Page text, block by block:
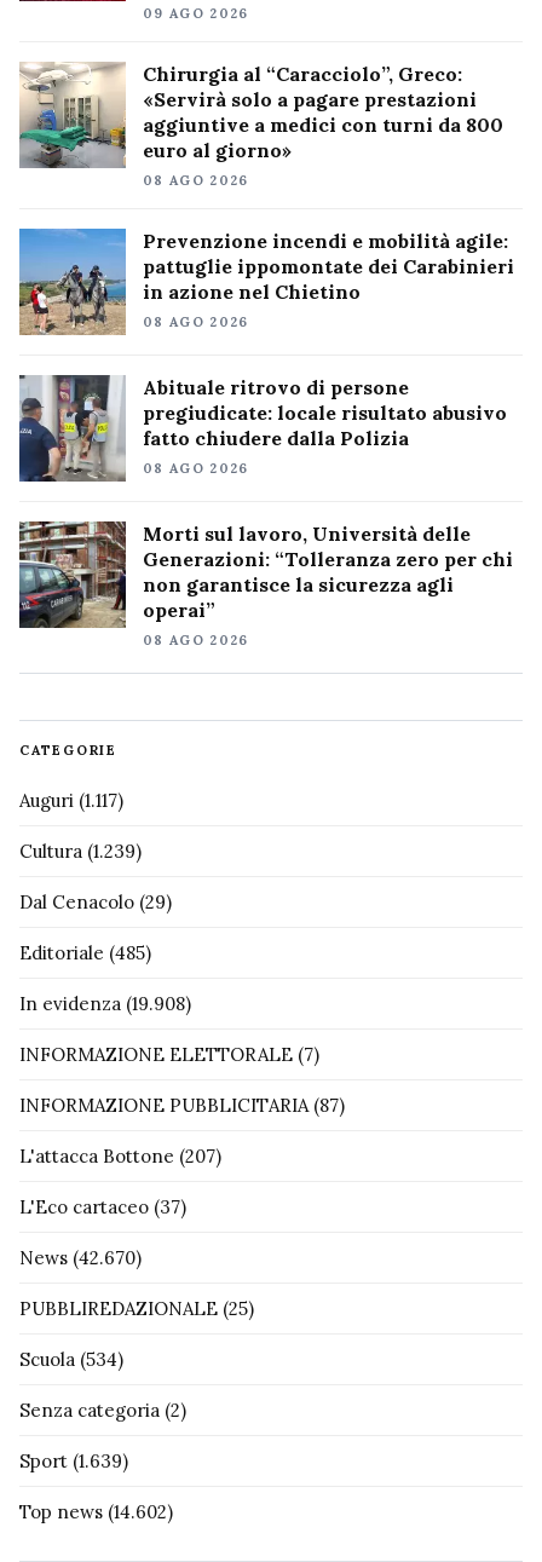
09 AGO 2026
Chirurgia al “Caracciolo”, Greco:
«Servirà solo a pagare prestazioni
aggiuntive a medici con turni da 800
euro al giorno»
08 AGO 2026
Prevenzione incendi e mobilità agile:
pattuglie ippomontate dei Carabinieri
in azione nel Chietino
08 AGO 2026
Abituale ritrovo di persone
pregiudicate: locale risultato abusivo
fatto chiudere dalla Polizia
08 AGO 2026
Morti sul lavoro, Università delle
Generazioni: “Tolleranza zero per chi
non garantisce la sicurezza agli
operai”
08 AGO 2026
CATEGORIE
Auguri (1.117)
Cultura (1.239)
Dal Cenacolo (29)
Editoriale (485)
In evidenza (19.908)
INFORMAZIONE ELETTORALE (7)
INFORMAZIONE PUBBLICITARIA (87)
L'attacca Bottone (207)
L'Eco cartaceo (37)
News (42.670)
PUBBLIREDAZIONALE (25)
Scuola (534)
Senza categoria (2)
Sport (1.639)
Top news (14.602)